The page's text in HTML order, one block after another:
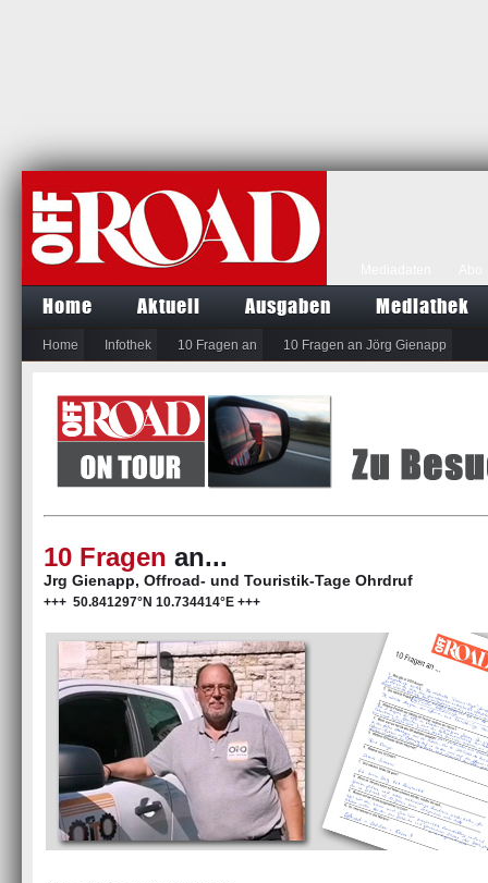
Home Aktuell Ausgaben Mediathek
Home Infothek 10 Fragen an 10 Fragen an Jörg Gienapp
10 Fragen an...
Jrg Gienapp, Offroad- und Touristik-Tage Ohrdruf
+++ 50.841297°N 10.734414°E +++